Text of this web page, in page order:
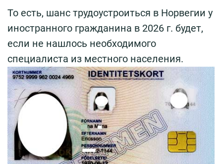
То есть, шанс трудоустроиться в Норвегии у
иностранного гражданина в 2026 г. будет,
если не нашлось необходимого
специалиста из местного населения.